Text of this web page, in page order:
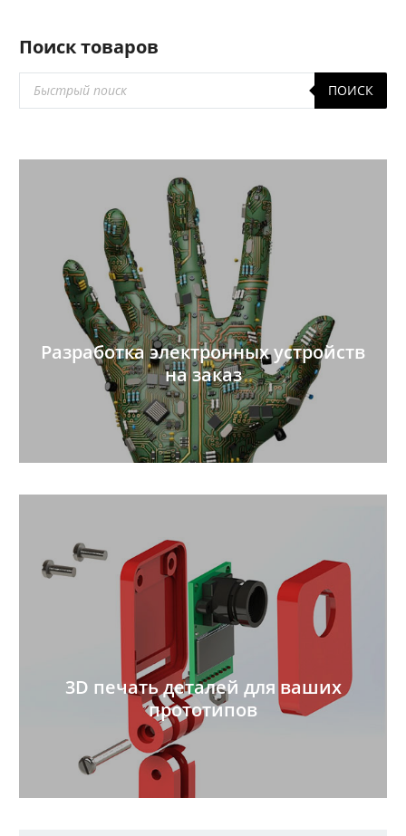
Поиск товаров
Поиск
товаров
ПОИСК
Разработка электронных устройств
на заказ
3D печать деталей для ваших
прототипов